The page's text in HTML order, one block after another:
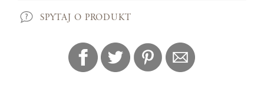
SPYTAJ O PRODUKT